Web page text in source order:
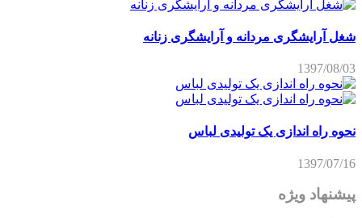
شغل آرایشگری مردانه و آرایشگری زنانه
1397/08/03
نحوه راه اندازی یک تولیدی لباس
1397/07/16
پیشنهاد ویژه